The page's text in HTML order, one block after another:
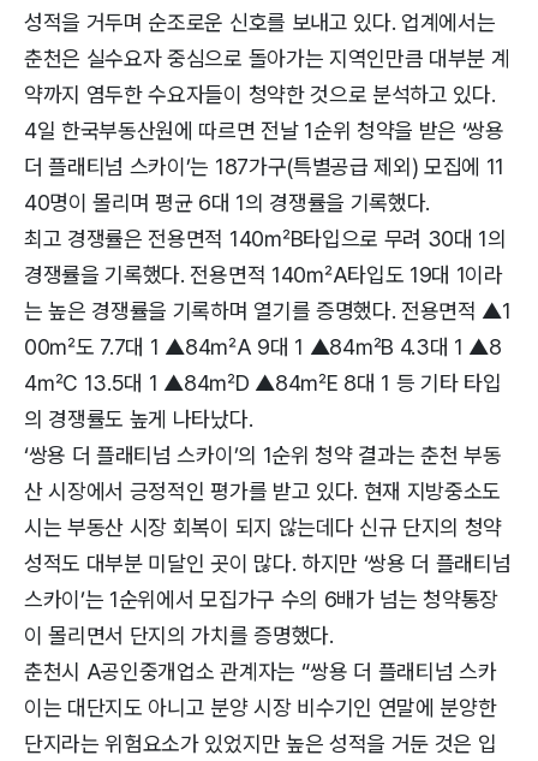
성적을 거두며 순조로운 신호를 보내고 있다. 업계에서는
춘천은 실수요자 중심으로 돌아가는 지역인만큼 대부분 계
약까지 염두한 수요자들이 청약한 것으로 분석하고 있다.
4일 한국부동산원에 따르면 전날 1순위 청약을 받은 ‘쌍용
더 플래티넘 스카이’는 187가구(특별공급 제외) 모집에 11
40명이 몰리며 평균 6대 1의 경쟁률을 기록했다.
최고 경쟁률은 전용면적 140㎡B타입으로 무려 30대 1의
경쟁률을 기록했다. 전용면적 140㎡A타입도 19대 1이라
는 높은 경쟁률을 기록하며 열기를 증명했다. 전용면적 ▲1
00㎡도 7.7대 1 ▲84㎡A 9대 1 ▲84㎡B 4.3대 1 ▲8
4㎡C 13.5대 1 ▲84㎡D ▲84㎡E 8대 1 등 기타 타입
의 경쟁률도 높게 나타났다.
‘쌍용 더 플래티넘 스카이’의 1순위 청약 결과는 춘천 부동
산 시장에서 긍정적인 평가를 받고 있다. 현재 지방중소도
시는 부동산 시장 회복이 되지 않는데다 신규 단지의 청약
성적도 대부분 미달인 곳이 많다. 하지만 ‘쌍용 더 플래티넘
스카이’는 1순위에서 모집가구 수의 6배가 넘는 청약통장
이 몰리면서 단지의 가치를 증명했다.
춘천시 A공인중개업소 관계자는 “쌍용 더 플래티넘 스카
이는 대단지도 아니고 분양 시장 비수기인 연말에 분양한
단지라는 위험요소가 있었지만 높은 성적을 거둔 것은 입